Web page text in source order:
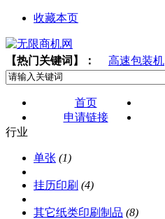
收藏本页
【热门关键词】： 高速包装机
首页
申请链接
行业
单张 (1)
挂历印刷 (4)
其它纸类印刷制品 (8)